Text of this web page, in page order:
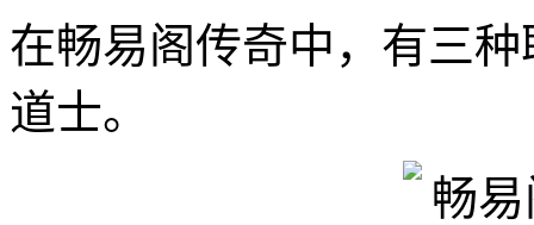
在畅易阁传奇中，有三
道士。